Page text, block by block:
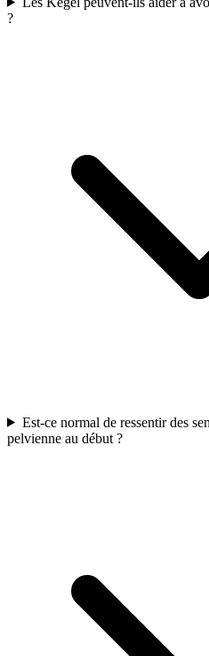
?
Est-ce normal de ressentir des
pelvienne au début ?